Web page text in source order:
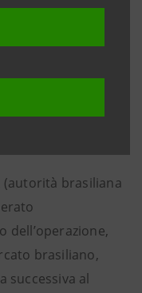
capitale ed
4.161 milioni,
sociale di
n. 2.407.345.359
pari al 18% del
(autorità brasiliana
dell’operazione,
brasiliano,
successiva al